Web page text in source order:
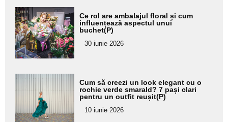
Adaugă
aici textul
pentru
subtitlu
Ce rol are ambalajul floral și cum
influențează aspectul unui
buchet(P)
30 iunie 2026
Adaugă
aici textul
pentru
subtitlu
Cum să creezi un look elegant cu o
rochie verde smarald? 7 pași clari
pentru un outfit reușit(P)
10 iunie 2026